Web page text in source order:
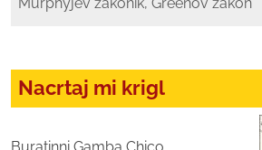
Nacrtaj mi krigl